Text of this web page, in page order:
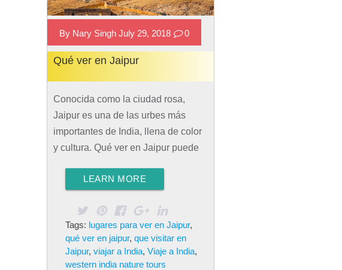
By Nary Singh July 29, 2018 0
Qué ver en Jaipur
Conocida como la ciudad rosa,
Jaipur es una de las urbes más
importantes de India, llena de color
y cultura. Qué ver en Jaipur puede
guía correcta, el visitante podrá
para ofrecer. Cómo llegar a Jaipur
Viajar en avión es la forma más
conveniente de llegar a la ciudad.
El aeropuerto de Jaipur se
LEARN MORE
Tags: lugares para ver en Jaipur,
qué ver en jaipur,que visitar en
Jaipur,viajar a India,Viaje a India,
western india nature tours